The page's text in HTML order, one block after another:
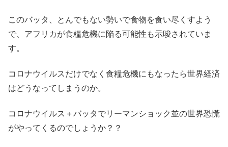
このバッタ、とんでもない勢いで食物を食い尽くすよう
で、アフリカが食糧危機に陥る可能性も示唆されていま
す。
コロナウイルスだけでなく食糧危機にもなったら世界経済
はどうなってしまうのか。
コロナウイルス＋バッタでリーマンショック並の世界恐慌
がやってくるのでしょうか？？